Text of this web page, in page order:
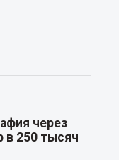
через
в 250 тысяч